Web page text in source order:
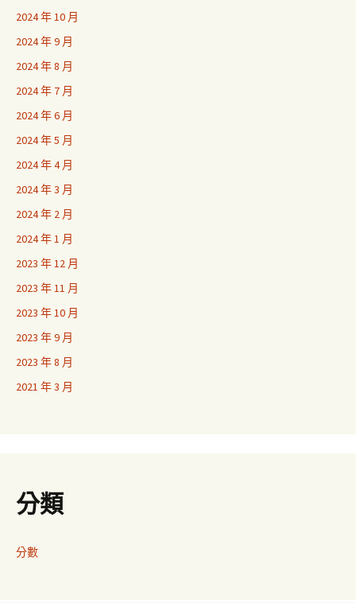
2024 年 10 月
2024 年 9 月
2024 年 8 月
2024 年 7 月
2024 年 6 月
2024 年 5 月
2024 年 4 月
2024 年 3 月
2024 年 2 月
2024 年 1 月
2023 年 12 月
2023 年 11 月
2023 年 10 月
2023 年 9 月
2023 年 8 月
2021 年 3 月
分類
分數